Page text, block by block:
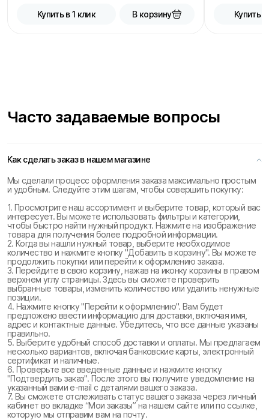
Купить в 1 клик В корзину Купить в
Часто задаваемые вопросы
Как сделать заказ в нашем магазине
Мы сделали процесс оформления заказа максимально простым
и удобным. Следуйте этим шагам, чтобы совершить покупку:
1. Просмотрите наш ассортимент и выберите товар, который вас
интересует. Вы можете использовать фильтры и категории,
чтобы быстро найти нужный продукт. Нажмите на изображение
товара для получения более подробной информации.
2. Когда вы нашли нужный товар, выберите необходимое
количество и нажмите кнопку "Добавить в корзину". Вы можете
продолжить покупки или перейти к оформлению заказа.
3. Перейдите в свою корзину, нажав на иконку корзины в правом
верхнем углу страницы. Здесь вы сможете проверить
выбранные товары, изменить количество или удалить ненужные
позиции.
4. Нажмите кнопку "Перейти к оформлению". Вам будет
предложено ввести информацию для доставки, включая имя,
адрес и контактные данные. Убедитесь, что все данные указаны
правильно.
5. Выберите удобный способ доставки и оплаты. Мы предлагаем
несколько вариантов, включая банковские карты, электронный
сертификат и наличные.
6. Проверьте все введенные данные и нажмите кнопку
"Подтвердить заказ". После этого вы получите уведомление на
указанный вами e-mail с деталями вашего заказа.
7. Вы сможете отслеживать статус вашего заказа через личный
кабинет во вкладке “Мои заказы” на нашем сайте или по ссылке,
которую мы отправим вам на почту.